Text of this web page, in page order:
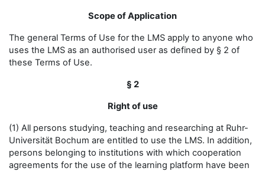
Scope of Application
The general Terms of Use for the LMS apply to anyone who
uses the LMS as an authorised user as defined by § 2 of
these Terms of Use.
§ 2
Right of use
(1) All persons studying, teaching and researching at Ruhr-
Universität Bochum are entitled to use the LMS. In addition,
persons belonging to institutions with which cooperation
agreements for the use of the learning platform have been